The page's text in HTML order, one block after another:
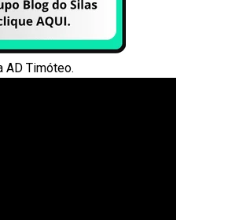
AD Timóteo.